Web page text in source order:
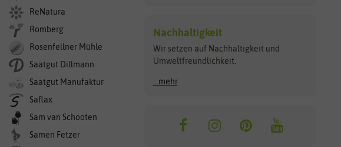
ReNatura
Romberg
Rosenfellner Mühle
Saatgut Dillmann
Saatgut Manufaktur
Saflax
Sam van Schooten
Samen Fetzer
Nachhaltigkeit
Wir setzen auf Nachhaltigkeit und
Umweltfreundlichkeit.
...mehr